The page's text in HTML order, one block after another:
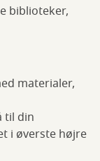
biblioteker,
materialer,
til din
i øverste højre